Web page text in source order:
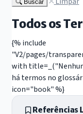
Buscar
Todos os
{% include
"V2/pages/
with
há termos no
icon="book" %}
Referências